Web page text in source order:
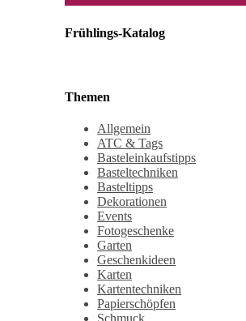
Frühlings-Katalog
Themen
Allgemein
ATC & Tags
Basteleinkaufstipps
Basteltechniken
Basteltipps
Dekorationen
Events
Fotogeschenke
Garten
Geschenkideen
Karten
Kartentechniken
Papierschöpfen
Schmuck